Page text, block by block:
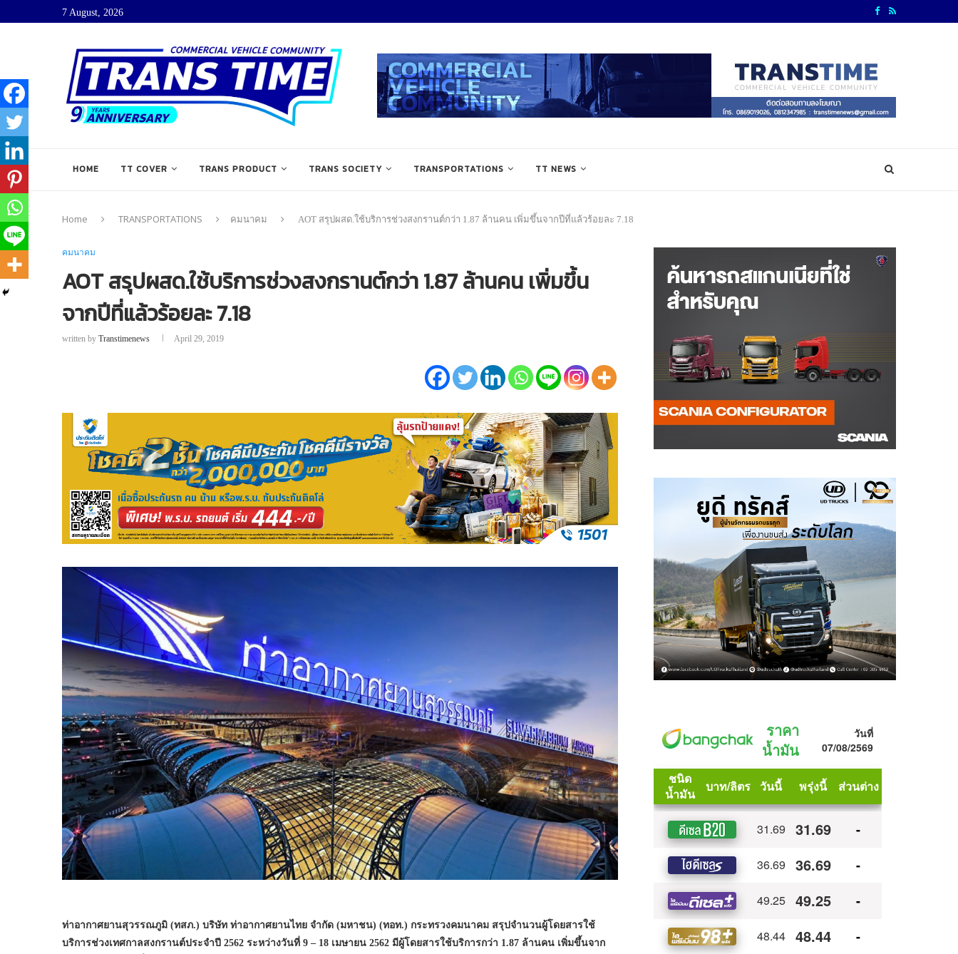
7 August, 2026
HOME TT COVER TRANS PRODUCT TRANS SOCIETY TRANSPORTATIONS TT NEWS
Home TRANSPORTATIONS คมนาคม AOT สรุปผสด.ใช้บริการช่วงสงกรานต์กว่า 1.87 ล้านคน เพิ่มขึ้นจากปีที่แล้วร้อยละ 7.18
คมนาคม
AOT สรุปผสด.ใช้บริการช่วงสงกรานต์กว่า 1.87 ล้านคน เพิ่มขึ้น
จากปีที่แล้วร้อยละ 7.18
written by Transtimenews April 29, 2019
ท่าอากาศยานสุวรรณภูมิ (ทสภ.) บริษัท ท่าอากาศยานไทย จำกัด (มหาชน) (ทอท.) กระทรวงคมนาคม สรุปจำนวนผู้โดยสารใช้
บริการช่วงเทศกาลสงกรานต์ประจำปี 2562 ระหว่างวันที่ 9 – 18 เมษายน 2562 มีผู้โดยสารใช้บริการกว่า 1.87 ล้านคน เพิ่มขึ้นจาก